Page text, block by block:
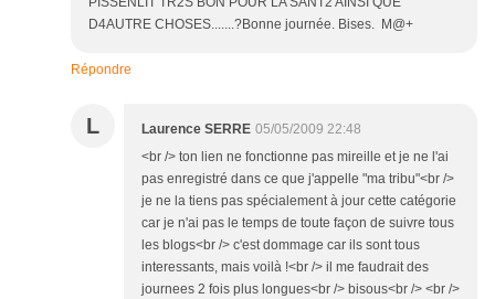
D4AUTRE CHOSES.......?Bonne journée. Bises. M@+
Répondre
L Laurence SERRE 05/05/2009 22:48
<br /> ton lien ne fonctionne pas mireille et je ne l'ai
pas enregistré dans ce que j'appelle "ma tribu"<br />
je ne la tiens pas spécialement à jour cette catégorie
car je n'ai pas le temps de toute façon de suivre tous
les blogs<br /> c'est dommage car ils sont tous
interessants, mais voilà !<br /> il me faudrait des
journees 2 fois plus longues<br /> bisous<br /> <br />